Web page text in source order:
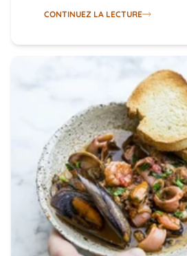
CONTINUEZ LA LECTURE